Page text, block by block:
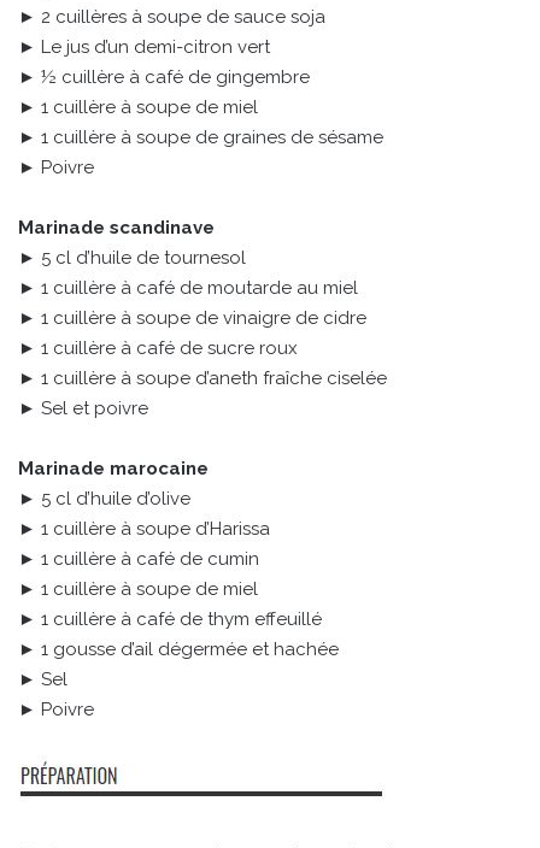
► 2 cuillères à soupe de sauce soja
► Le jus d’un demi-citron vert
► ½ cuillère à café de gingembre
► 1 cuillère à soupe de miel
► 1 cuillère à soupe de graines de sésame
► Poivre
Marinade scandinave
► 5 cl d’huile de tournesol
► 1 cuillère à café de moutarde au miel
► 1 cuillère à soupe de vinaigre de cidre
► 1 cuillère à café de sucre roux
► 1 cuillère à soupe d’aneth fraîche ciselée
► Sel et poivre
Marinade marocaine
► 5 cl d’huile d’olive
► 1 cuillère à soupe d’Harissa
► 1 cuillère à café de cumin
► 1 cuillère à soupe de miel
► 1 cuillère à café de thym effeuillé
► 1 gousse d’ail dégermée et hachée
► Sel
► Poivre